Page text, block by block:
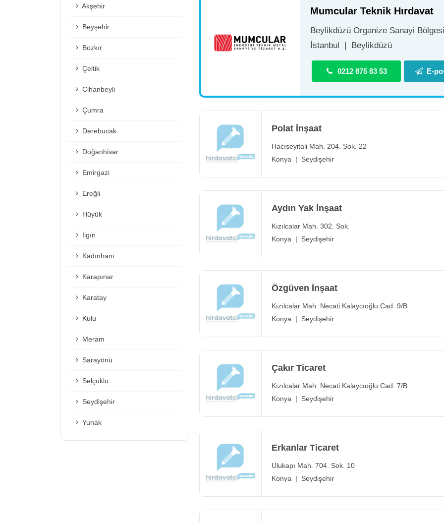
Akşehir
Beyşehir
Bozkır
Çeltik
Cihanbeyli
Çumra
Derebucak
Doğanhisar
Emirgazi
Ereğli
Hüyük
Ilgın
Kadınhanı
Karapınar
Karatay
Kulu
Meram
Sarayönü
Selçuklu
Seydişehir
Yunak
Mumcular Teknik Hırdavat
Beylikdüzü Organize Sanayi
İstanbul
Beylikdüzü
0212 875 83 53 E-
Polat İnşaat
Hacıseyitali Mah. 204. Sok. 22
Konya | Seydişehir
Aydın Yak İnşaat
Kızılcalar Mah. 302. Sok.
Konya | Seydişehir
Özgüven İnşaat
Kızılcalar Mah. Necati Kalaycıoğlu Cad. 9/B
Konya | Seydişehir
Çakır Ticaret
Kızılcalar Mah. Necati Kalaycıoğlu Cad. 7/B
Konya | Seydişehir
Erkanlar Ticaret
Ulukapı Mah. 704. Sok. 10
Konya | Seydişehir